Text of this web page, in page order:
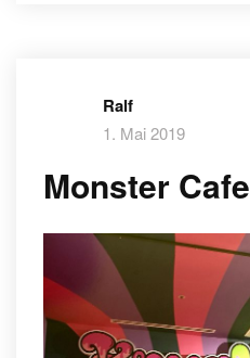
Ralf
1. Mai 2019
Monster Cafe